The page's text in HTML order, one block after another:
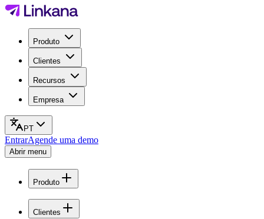
Produto
Clientes
Recursos
Empresa
PT
EntrarAgende uma demo
Abrir menu
Produto
Clientes